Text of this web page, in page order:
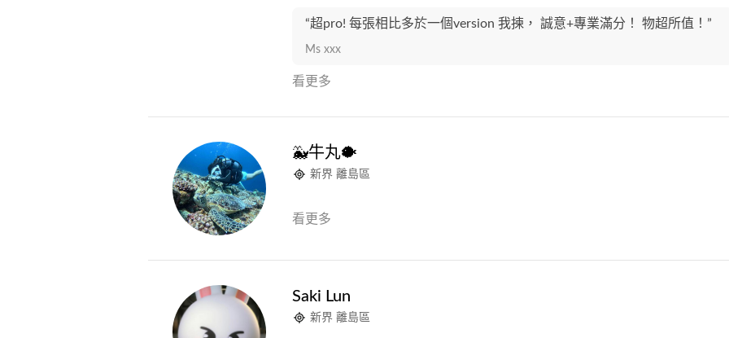
“超pro! 每張相比多於一個version 我揀， 誠意+專業滿分！ 物超所值！”
Ms xxx
看更多
🐳牛丸🐡
新界 離島區
看更多
Saki Lun
新界 離島區